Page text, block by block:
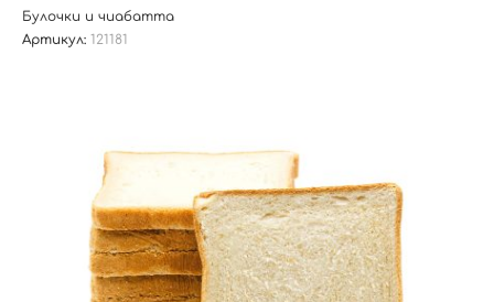
Булочки и чиабатта
Артикул: 121181